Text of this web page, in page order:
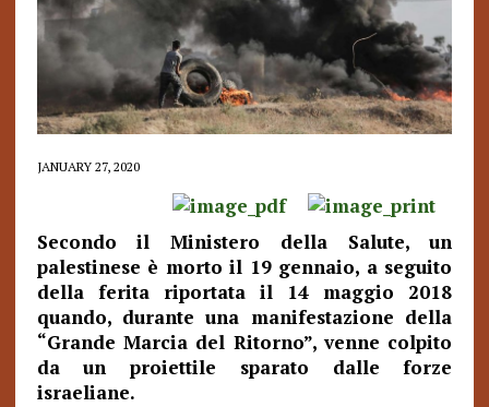
JANUARY 27, 2020
Secondo il Ministero della Salute, un
palestinese è morto il 19 gennaio, a seguito
della ferita riportata il 14 maggio 2018
quando, durante una manifestazione della
“Grande Marcia del Ritorno”, venne colpito
da un proiettile sparato dalle forze
israeliane.